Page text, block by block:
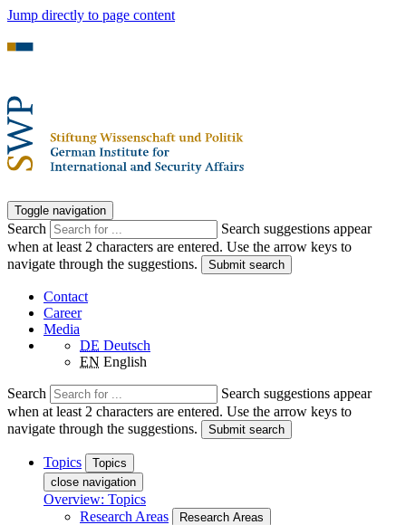
Jump directly to page content
Toggle navigation
Search
Search suggestions appear
when at least 2 characters are entered. Use the arrow keys to
navigate through the suggestions.
Submit search
Contact
Career
Media
DE Deutsch
EN English
Search
Search suggestions appear
when at least 2 characters are entered. Use the arrow keys to
navigate through the suggestions.
Submit search
Topics
Topics
close navigation
Overview: Topics
Research Areas
Research Areas